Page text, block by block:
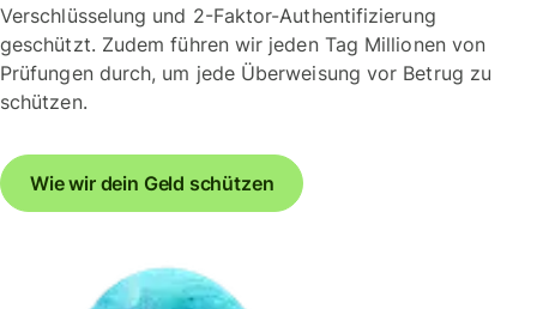
Verschlüsselung und 2-Faktor-Authentifizierung
geschützt. Zudem führen wir jeden Tag Millionen von
Prüfungen durch, um jede Überweisung vor Betrug zu
schützen.
Wie wir dein Geld schützen